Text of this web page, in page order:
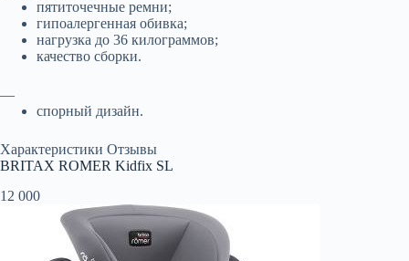
пятиточечные ремни;
гипоалергенная обивка;
нагрузка до 36 килограммов;
качество сборки.
—
спорный дизайн.
Характеристики Отзывы
BRITAX ROMER Kidfix SL
12 000